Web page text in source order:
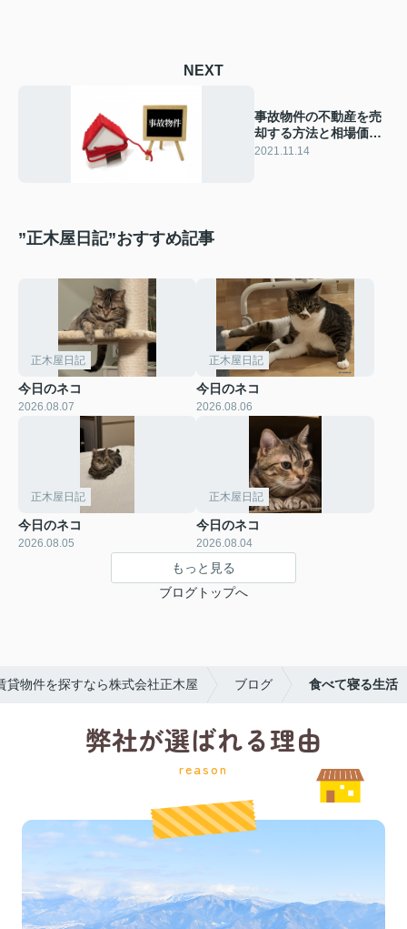
NEXT
事故物件の不動産を売
却する方法と相場価格
について解説
2021.11.14
”正木屋日記”おすすめ記事
正木屋日記
今日のネコ
2026.08.07
正木屋日記
今日のネコ
2026.08.06
正木屋日記
今日のネコ
2026.08.05
正木屋日記
今日のネコ
2026.08.04
もっと見る
ブログトップへ
貸物件を探すなら株式会社正木屋 ブログ 食べて寝る生活
弊社が選ばれる理由
reason